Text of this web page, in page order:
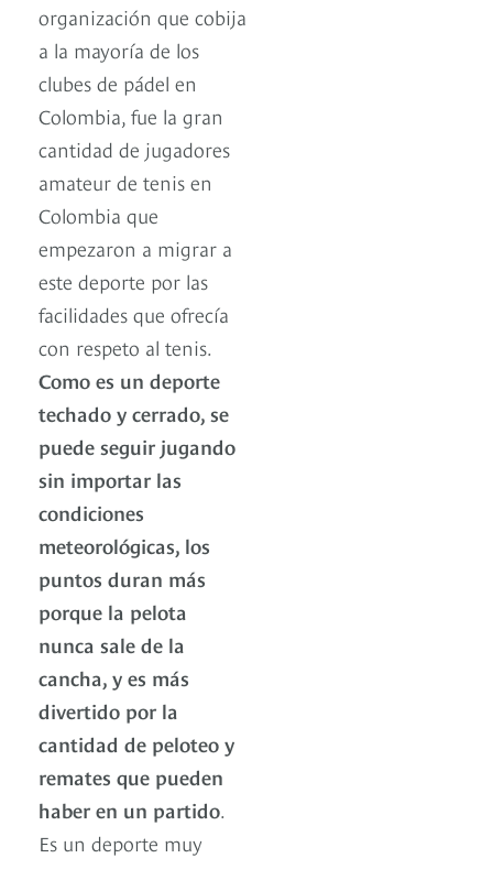
organización que cobija
a la mayoría de los
clubes de pádel en
Colombia, fue la gran
cantidad de jugadores
amateur de tenis en
Colombia que
empezaron a migrar a
este deporte por las
facilidades que ofrecía
con respeto al tenis.
Como es un deporte
techado y cerrado, se
puede seguir jugando
sin importar las
condiciones
meteorológicas, los
puntos duran más
porque la pelota
nunca sale de la
cancha, y es más
divertido por la
cantidad de peloteo y
remates que pueden
haber en un partido
Es un deporte muy